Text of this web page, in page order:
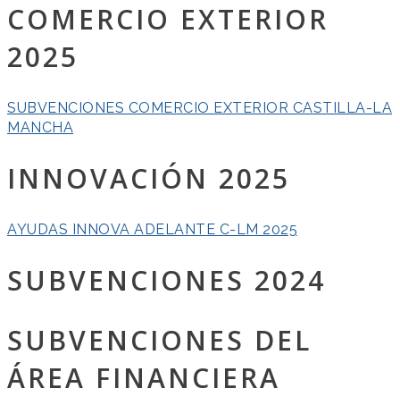
COMERCIO EXTERIOR
2025
SUBVENCIONES COMERCIO EXTERIOR CASTILLA-LA
MANCHA
INNOVACIÓN 2025
AYUDAS INNOVA ADELANTE C-LM 2025
SUBVENCIONES 2024
SUBVENCIONES DEL
ÁREA FINANCIERA